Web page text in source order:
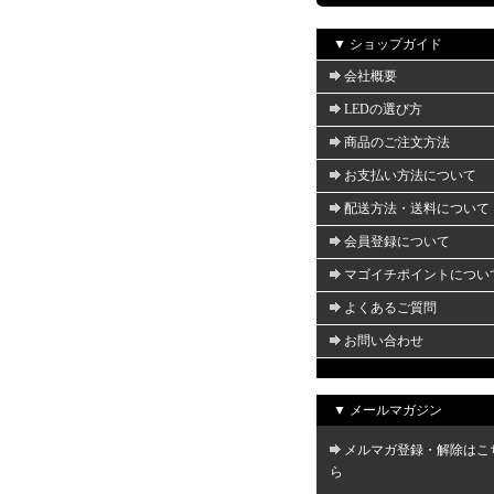
▼ ショップガイド
会社概要
LEDの選び方
商品のご注文方法
お支払い方法について
配送方法・送料について
会員登録について
マゴイチポイントについ
よくあるご質問
お問い合わせ
▼ メールマガジン
メルマガ登録・解除はこ
ら